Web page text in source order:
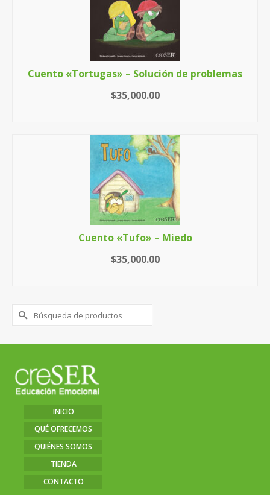
Cuento «Tortugas» – Solución de problemas
$35,000.00
Cuento «Tufo» – Miedo
$35,000.00
Buscar
por:
INICIO
QUÉ OFRECEMOS
QUIÉNES SOMOS
TIENDA
CONTACTO